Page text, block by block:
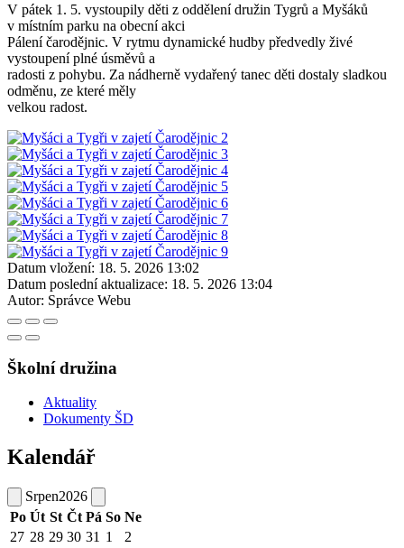
V pátek 1. 5. vystoupily děti z oddělení družin Tygrů a Myšáků
v místním parku na obecní akci
Pálení čarodějnic. V rytmu dynamické hudby předvedly živé
vystoupení plné úsměvů a
radosti z pohybu. Za nádherně vydařený tanec děti dostaly sladkou
odměnu, ze které měly
velkou radost.
Datum vložení: 18. 5. 2026 13:02
Datum poslední aktualizace: 18. 5. 2026 13:04
Autor: Správce Webu
Školní družina
Aktuality
Dokumenty ŠD
Kalendář
Srpen2026
Po Út St Čt Pá So Ne
27 28 29 30 31 1
2